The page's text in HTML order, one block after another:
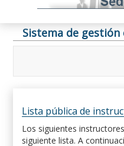
Sistema de
Lista pública de
Los siguientes
siguiente lista. A